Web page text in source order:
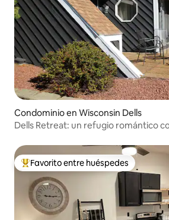
Condominio en Wisconsin Dells
Dells Retreat: un refugio romántico
De los mejores en Favorito entre
Favorito entre huéspedes